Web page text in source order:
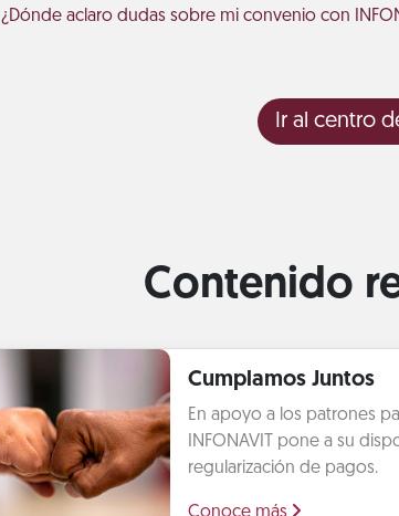
¿Dónde aclaro dudas sobre mi convenio con
Ir al centro
Contenido
Cumplamos Juntos
En apoyo a los patrones
INFONAVIT pone a su
regularización de pagos.